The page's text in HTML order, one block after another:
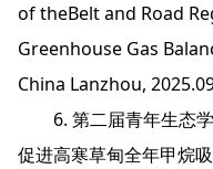
of theBelt and Road
Greenhouse Gas
China Lanzhou,
6. 第二届青年生态
促进高寒草甸全年甲烷